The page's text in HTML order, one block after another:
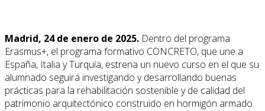
Madrid, 24 de enero de 2025. Dentro del programa
Erasmus+, el programa formativo CONCRETO, que une a
España, Italia y Turquía, estrena un nuevo curso en el que su
alumnado seguirá investigando y desarrollando buenas
prácticas para la rehabilitación sostenible y de calidad del
patrimonio arquitectónico construido en hormigón armado.